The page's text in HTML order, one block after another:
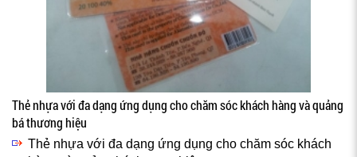
Thẻ nhựa với đa dạng ứng dụng cho chăm sóc khách hàng và quảng
bá thương hiệu
Thẻ nhựa với đa dạng ứng dụng cho chăm sóc khách